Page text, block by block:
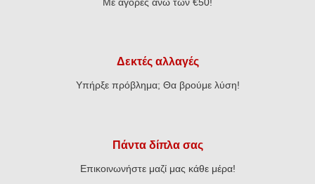
Δεκτές αλλαγές
Υπήρξε πρόβλημα; Θα βρούμε λύση!
Πάντα δίπλα σας
Επικοινωνήστε μαζί μας κάθε μέρα!